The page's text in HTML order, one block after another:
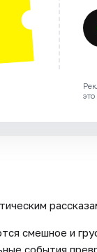
смешное и
события